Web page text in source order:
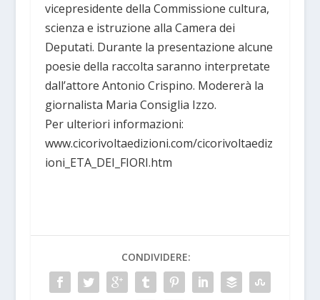
vicepresidente della Commissione cultura,
scienza e istruzione alla Camera dei
Deputati. Durante la presentazione alcune
poesie della raccolta saranno interpretate
dall’attore Antonio Crispino. Modererà la
giornalista Maria Consiglia Izzo.
Per ulteriori informazioni:
www.cicorivoltaedizioni.com/cicorivoltaediz
ioni_ETA_DEI_FIORI.htm
CONDIVIDERE: